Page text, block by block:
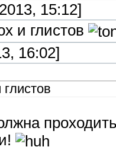
15:12]
и глистов
16:02]